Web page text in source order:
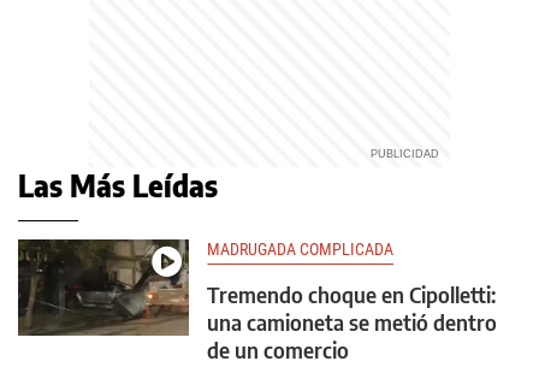
Las Más Leídas
MADRUGADA COMPLICADA
Tremendo choque en Cipolletti:
una camioneta se metió dentro
de un comercio